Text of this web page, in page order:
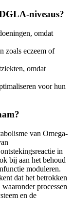
niveaus?
omdat
zoals eczeem of
omdat
voor hun
van Omega-
in
bij aan het behoud
moduleren.
dat het betrokken
processen
en de